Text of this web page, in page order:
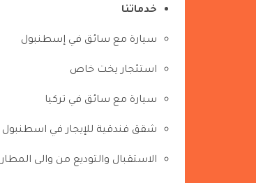
خدماتنا
سيارة مع سائق في إسطنبول
استئجار يخت خاص
سيارة مع سائق في تركيا
شقق فندقية للإيجار في اسطنبول
الاستقبال والتوديع من والى المطار